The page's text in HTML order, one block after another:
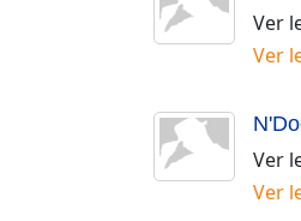
Ver
Ver
Ver
Ver